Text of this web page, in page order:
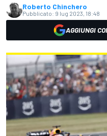
Roberto Chinchero
Pubblicato: 9 lug 2023, 18:48
AGGIUNGI